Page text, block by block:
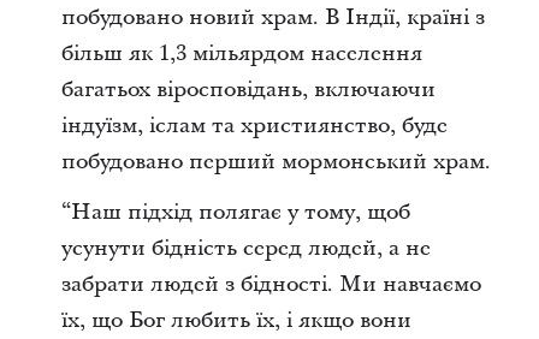
побудовано новий храм. В Індії, країні з
більш як 1,3 мільярдом населення
багатьох віросповідань, включаючи
індуїзм, іслам та християнство, буде
побудовано перший мормонський храм.
“Наш підхід полягає у тому, щоб
усунути бідність серед людей, а не
забрати людей з бідності. Ми навчаємо
їх, що Бог любить їх, і якщо вони